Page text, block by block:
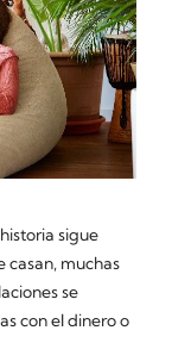
sigue
casan, muchas
se
con el dinero o